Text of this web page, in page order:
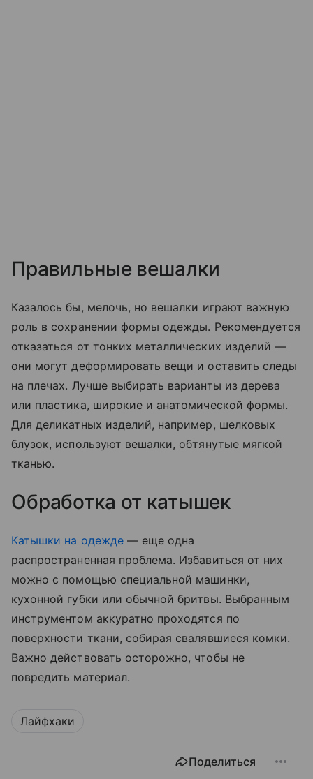
Правильные вешалки
Казалось бы, мелочь, но вешалки играют важную
роль в сохранении формы одежды. Рекомендуется
отказаться от тонких металлических изделий —
они могут деформировать вещи и оставить следы
на плечах. Лучше выбирать варианты из дерева
или пластика, широкие и анатомической формы.
Для деликатных изделий, например, шелковых
блузок, используют вешалки, обтянутые мягкой
тканью.
Обработка от катышек
Катышки на одежде— еще одна
распространенная проблема. Избавиться от них
можно с помощью специальной машинки,
кухонной губки или обычной бритвы. Выбранным
инструментом аккуратно проходятся по
поверхности ткани, собирая свалявшиеся комки.
Важно действовать осторожно, чтобы не
повредить материал.
Лайфхаки
Поделиться